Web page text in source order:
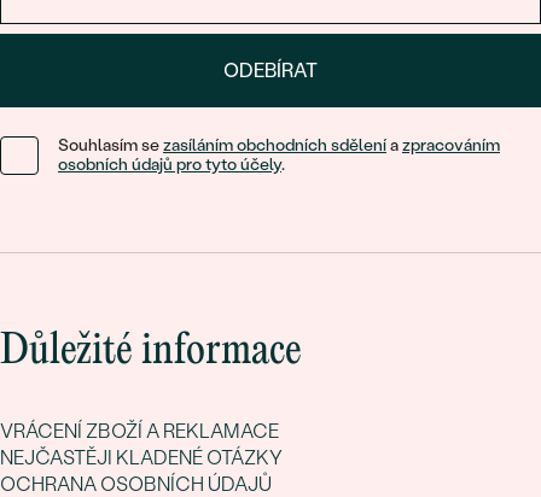
kvalitní kousky, které si oslavenkyni získají
Projděte si naši nabídku půvabných jednoduchých náušnic a
vyberte ty pravé!
ODEBÍRAT
Souhlasím sezasíláním obchodních sděleníazpracováním
osobních údajů pro tyto účely.
Důležité informace
VRÁCENÍ ZBOŽÍ A REKLAMACE
NEJČASTĚJI KLADENÉ OTÁZKY
OCHRANA OSOBNÍCH ÚDAJŮ